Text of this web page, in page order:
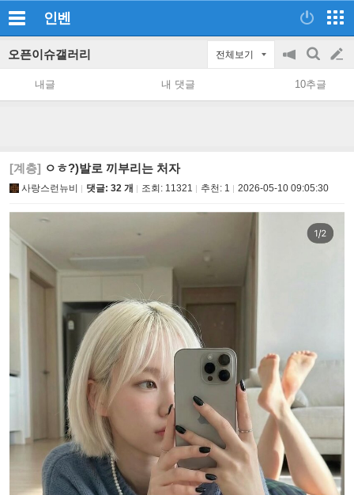
인벤
오픈이슈갤러리 전체보기
공
지
on/off
검
색
글
쓰
내글 내 댓글 10추글
[계층] ㅇㅎ?)발로 끼부리는 처자
사랑스런뉴비 댓글: 32 개 조회: 11321 추천: 1 2026-05-10 09:05:30